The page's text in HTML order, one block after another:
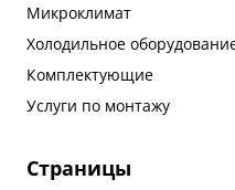
Микроклимат
Холодильное
Комплектующие
Услуги по монтажу
Страницы